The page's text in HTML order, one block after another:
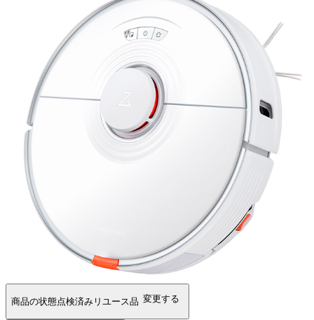
商品の状態点検済みリユース品 変更する